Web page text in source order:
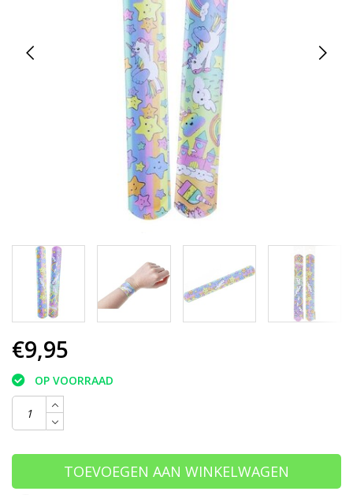
€9,95
OP VOORRAAD
TOEVOEGEN AAN WINKELWAGEN